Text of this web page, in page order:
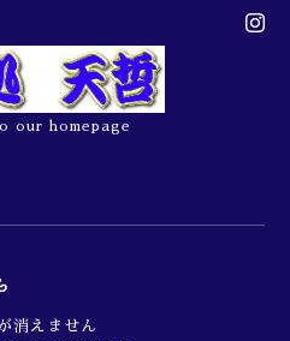
our homepage
消えません